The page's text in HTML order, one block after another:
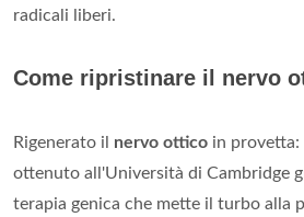
radicali liberi.
Come ripristinare il nervo
Rigenerato il nervo ottico in
ottenuto all'Università di Cambridge
terapia genica che mette il turbo alla